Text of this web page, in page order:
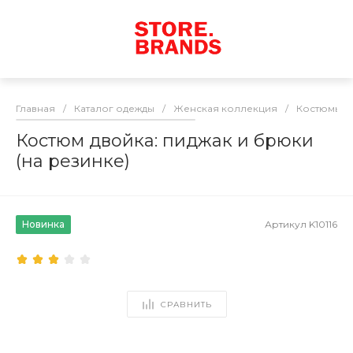
Главная / Каталог одежды / Женская коллекция / Костюмы
Костюм двойка: пиджак и брюки
(на резинке)
Новинка Артикул K10116
СРАВНИТЬ